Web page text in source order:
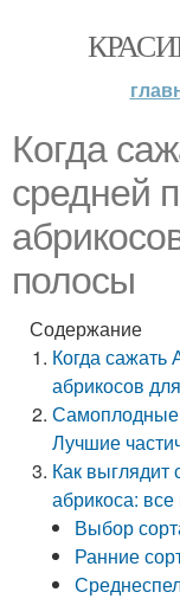
Когда
средней
полосы
Содержание
Когда сажать
абрикосов
Самоплодные
Лучшие
Как
абрикоса:
Выбор
Ранние